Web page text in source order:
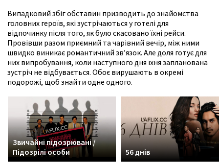
Випадковий збіг обставин призводить до знайомства
головних героїв, які зустрічаються у готелі для
відпочинку після того, як було скасовано їхні рейси.
Провівши разом приємний та чарівний вечір, між ними
швидко виникає романтичний зв’язок. Але доля готує для
них випробування, коли наступного дня їхня запланована
зустріч не відбувається. Обоє вирушають в окремі
подорожі, щоб знайти одне одного.
Звичайні підозрювані /
Підозрілі особи
56 днів